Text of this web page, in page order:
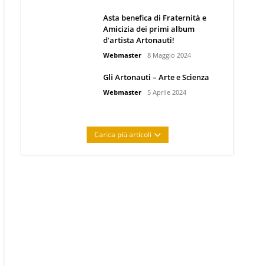
Asta benefica di Fraternità e
Amicizia dei primi album
d’artista Artonauti!
Webmaster 8 Maggio 2024
Gli Artonauti – Arte e Scienza
Webmaster 5 Aprile 2024
Carica più articoli